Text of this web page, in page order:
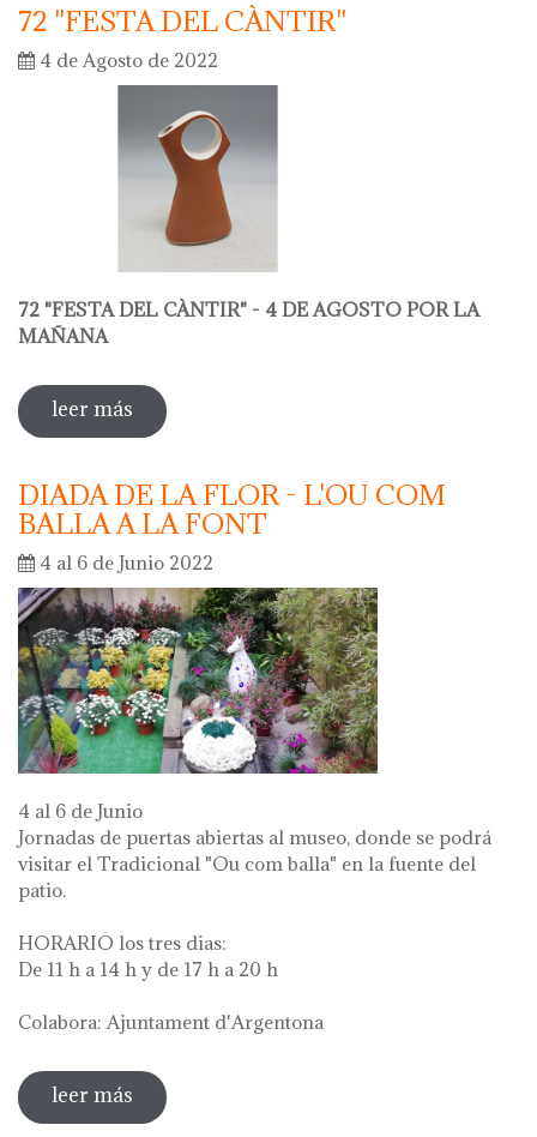
72 "FESTA DEL CÀNTIR"
4 de Agosto de 2022
72 "FESTA DEL CÀNTIR" - 4 DE AGOSTO POR LA
MAÑANA
leer más sobre 72 "festa del càntir"
DIADA DE LA FLOR - L'OU COM
BALLA A LA FONT
4 al 6 de Junio 2022
4 al 6 de Junio
Jornadas de puertas abiertas al museo, donde se podrá
visitar el Tradicional "Ou com balla" en la fuente del
patio.
HORARIO los tres dias:
De 11 h a 14 h y de 17 h a 20 h
Colabora: Ajuntament d'Argentona
leer más sobre diada de la flor - l'ou com balla a la
font